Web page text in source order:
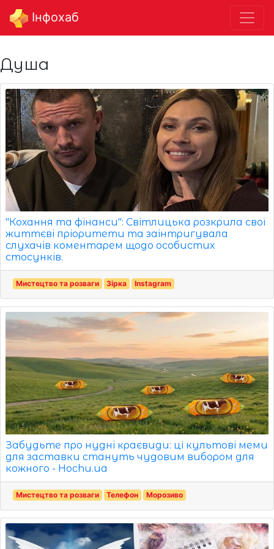
Інфохаб
Душа
"Кохання та фінанси": Світлицька розкрила свої
життєві пріоритети та заінтригувала
слухачів коментарем щодо особистих
стосунків.
Мистецтво та розваги Зірка Instagram
Забудьте про нудні краєвиди: ці культові меми
для заставки стануть чудовим вибором для
кожного - Hochu.ua
Мистецтво та розваги Телефон Морозиво